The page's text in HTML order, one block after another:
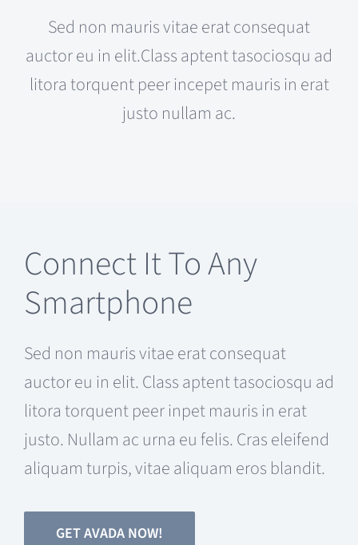
Sed non mauris vitae erat consequat
auctor eu in elit.Class aptent tasociosqu ad
litora torquent peer incepet mauris in erat
justo nullam ac.
Connect It To Any
Smartphone
Sed non mauris vitae erat consequat
auctor eu in elit. Class aptent tasociosqu ad
litora torquent peer inpet mauris in erat
justo. Nullam ac urna eu felis. Cras eleifend
aliquam turpis, vitae aliquam eros blandit.
GET AVADA NOW!